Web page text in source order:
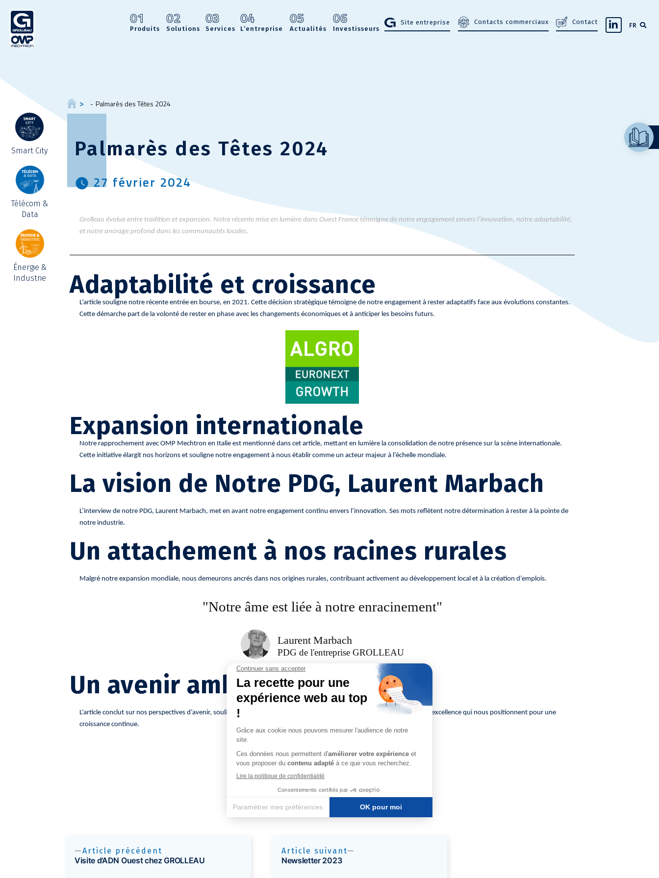
01
Produits
02
Solutions
03
Services
04
L’entreprise
05
Actualités
06
Investisseurs
Site entreprise Contacts commerciaux Contact FR
Smart City
Télécom &
Data
Énergie &
Industrie
Palmarès des Têtes 2024
Palmarès des Têtes 2024
27 février 2024
Grolleau évolue entre tradition et expansion. Notre récente mise en lumière dans Ouest France témoigne de notre engagement envers l’innovation, notre adaptabilité,
et notre ancrage profond dans les communautés locales.
Adaptabilité et croissance
L’article souligne notre récente entrée en bourse, en 2021. Cette décision stratégique témoigne de notre engagement à rester adaptatifs face aux évolutions constantes.
Cette démarche part de la volonté de rester en phase avec les changements économiques et à anticiper les besoins futurs.
Expansion internationale
Notre rapprochement avec OMP Mechtron en Italie est mentionné dans cet article, mettant en lumière la consolidation de notre présence sur la scène internationale.
Cette initiative élargit nos horizons et souligne notre engagement à nous établir comme un acteur majeur à l’échelle mondiale.
La vision de Notre PDG, Laurent Marbach
L’interview de notre PDG, Laurent Marbach, met en avant notre engagement continu envers l’innovation. Ses mots reflètent notre détermination à rester à la pointe de
notre industrie.
Un attachement à nos racines rurales
Malgré notre expansion mondiale, nous demeurons ancrés dans nos origines rurales, contribuant activement au développement local et à la création d’emplois.
"Notre âme est liée à notre enracinement"
Laurent Marbach
PDG de l'entreprise GROLLEAU
Un avenir ambitieux
L’article conclut sur nos perspectives d’avenir, soulignant nos investissements stratégiques et notre engagement envers l’excellence qui nous positionnent pour une
croissance continue.
Lire l'intégralité de l'article
Article précédent
Visite d’ADN Ouest chez GROLLEAU
Article suivant
Newsletter 2023